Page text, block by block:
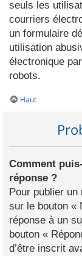
seuls les
courriers
un formulaire
utilisation
électronique
robots.
Haut
Comment
réponse ?
Pour publier
sur le bouton «
réponse à un
bouton «
d’être inscrit